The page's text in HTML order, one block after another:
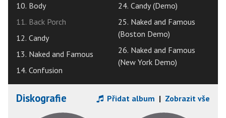
10. Body
11. Back Porch
12. Candy
13. Naked and Famous
14. Confusion
24. Candy (Demo)
25. Naked and Famous
(Boston Demo)
26. Naked and Famous
(New York Demo)
Diskografie Přidat album | Zobrazit vše